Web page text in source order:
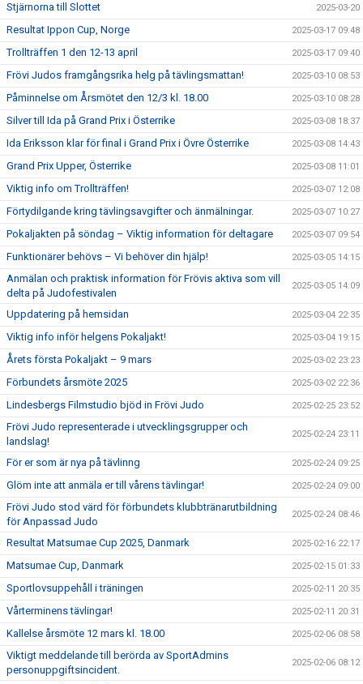
Stjärnorna till Slottet 2025-03-20
Resultat Ippon Cup, Norge 2025-03-17 09:48
Trollträffen 1 den 12-13 april 2025-03-17 09:40
Frövi Judos framgångsrika helg på tävlingsmattan! 2025-03-10 08:53
Påminnelse om Årsmötet den 12/3 kl. 18.00 2025-03-10 08:28
Silver till Ida på Grand Prix i Österrike 2025-03-08 18:37
Ida Eriksson klar för final i Grand Prix i Övre Österrike 2025-03-08 14:43
Grand Prix Upper, Österrike 2025-03-08 11:01
Viktig info om Trollträffen! 2025-03-07 12:08
Förtydilgande kring tävlingsavgifter och änmälningar. 2025-03-07 10:27
Pokaljakten på söndag – Viktig information för deltagare 2025-03-07 09:54
Funktionärer behövs – Vi behöver din hjälp! 2025-03-05 14:15
Anmälan och praktisk information för Frövis aktiva som vill
delta på Judofestivalen
2025-03-05 14:09
Uppdatering på hemsidan 2025-03-04 22:35
Viktig info inför helgens Pokaljakt! 2025-03-04 19:15
Årets första Pokaljakt – 9 mars 2025-03-02 23:23
Förbundets årsmöte 2025 2025-03-02 22:36
Lindesbergs Filmstudio bjöd in Frövi Judo 2025-02-25 23:52
Frövi Judo representerade i utvecklingsgrupper och
landslag!
2025-02-24 23:11
För er som är nya på tävlinng 2025-02-24 09:25
Glöm inte att anmäla er till vårens tävlingar! 2025-02-24 09:00
Frövi Judo stod värd för förbundets klubbtränarutbildning
för Anpassad Judo
2025-02-24 08:46
Resultat Matsumae Cup 2025, Danmark 2025-02-16 22:17
Matsumae Cup, Danmark 2025-02-15 01:33
Sportlovsuppehåll i träningen 2025-02-11 20:35
Vårterminens tävlingar! 2025-02-11 20:31
Kallelse årsmöte 12 mars kl. 18.00 2025-02-06 08:58
Viktigt meddelande till berörda av SportAdmins
personuppgiftsincident.
2025-02-06 08:12